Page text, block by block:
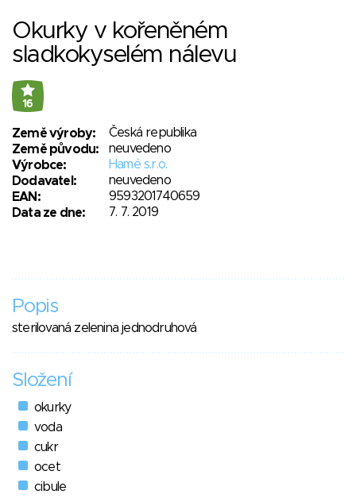
Okurky v kořeněném
sladkokyselém nálevu
16
Země výroby:
Česká republika
Země původu:
neuvedeno
Výrobce:
Hamé s.r.o.
Dodavatel:
neuvedeno
EAN:
9593201740659
Data ze dne:
7. 7. 2019
Popis
sterilovaná zelenina jednodruhová
Složení
okurky
voda
cukr
ocet
cibule